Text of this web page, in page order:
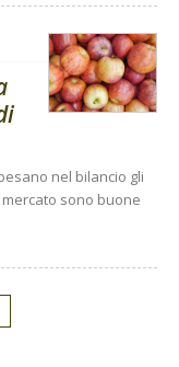
nel bilancio gli
sono buone